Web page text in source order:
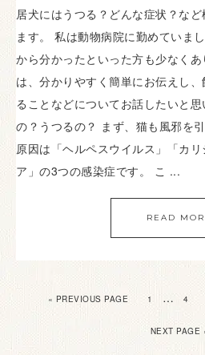
居犬にはうつる？どんな症状？な
ます。 私は動物病院に勤めていま
から分かったといった方も少なく
は、分かりやすく簡単にお伝えし
ることなどについてお話したいと
の？うつるの？ まず、猫も風邪を
原因は「ヘルペスウイルス」「カ
ア」の3つの感染症です。 こ ...
READ
« PREVIOUS PAGE 1 … 4
NEXT PAGE